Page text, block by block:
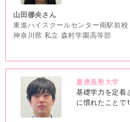
山田梛央さん
東進ハイスクールセンター南駅前校
神奈川県 私立 森村学園高等部
no
image
慶應義塾大学
基礎学力を定着
に慣れたことで